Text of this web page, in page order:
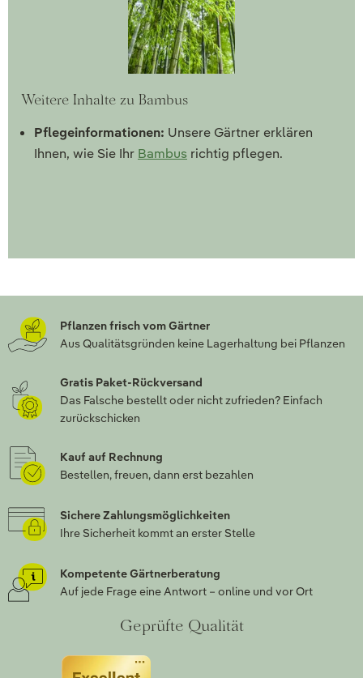
Weitere Inhalte zu Bambus
Pflegeinformationen: Unsere Gärtner erklären
Ihnen, wie Sie Ihr Bambus richtig pflegen.
Pflanzen frisch vom Gärtner
Aus Qualitätsgründen keine Lagerhaltung bei Pflanzen
Gratis Paket-Rückversand
Das Falsche bestellt oder nicht zufrieden? Einfach
zurückschicken
Kauf auf Rechnung
Bestellen, freuen, dann erst bezahlen
Sichere Zahlungsmöglichkeiten
Ihre Sicherheit kommt an erster Stelle
Kompetente Gärtnerberatung
Auf jede Frage eine Antwort – online und vor Ort
Geprüfte Qualität